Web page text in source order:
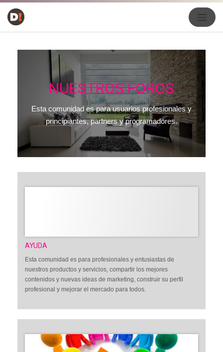
NUESTROS FOROS
Esta comunidad es para usuarios profesionales y
principiantes, partners y programadores.
AYUDA
Esta comunidad es para profesionales y entusiastas de
nuestros productos y servicios, compartir los mejores
contenidos y nuevas ideas de marketing, construir su perfil
profesional y mejorar el mercado para todos.